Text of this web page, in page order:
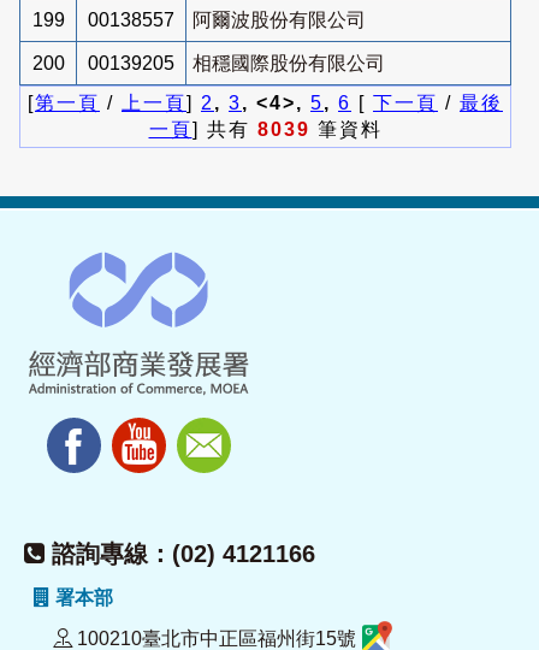
199 00138557 阿爾波股份有限公司
200 00139205
相穩國際股份有限公司
[第一頁 / 上一頁] 2 , 3, <4>, 5, 6 [ 下一頁 / 最後
一頁] 共有 8039 筆資料
諮詢專線：(02) 4121166
署本部
100210臺北市中正區福州街15號